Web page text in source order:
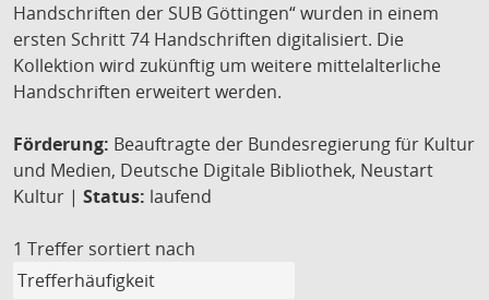
Handschriften der SUB Göttingen“ wurden in einem
ersten Schritt 74 Handschriften digitalisiert. Die
Kollektion wird zukünftig um weitere mittelalterliche
Handschriften erweitert werden.
Förderung: Beauftragte der Bundesregierung für Kultur
und Medien, Deutsche Digitale Bibliothek, Neustart
Kultur | Status: laufend
1 Treffer sortiert nach